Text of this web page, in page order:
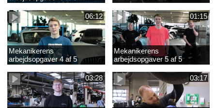
(lærepladssøgning)
06:12
Mekanikerens
arbejdsopgaver 4 af 5
(Frederik Vesti)
01:15
Mekanikerens
arbejdsopgaver 5 af 5
(Frederik Vesti)
03:28
03:17